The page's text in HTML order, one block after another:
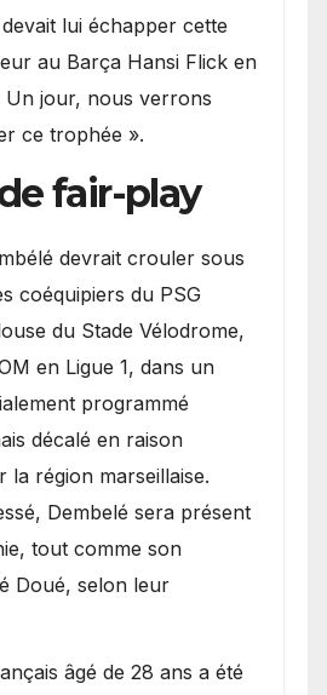
devait lui échapper cette
au Barça Hansi Flick en
Un jour, nous verrons
ce trophée ».
fair-play
devrait crouler sous
coéquipiers du PSG
du Stade Vélodrome,
en Ligue 1, dans un
programmé
décalé en raison
la région marseillaise.
Dembelé sera présent
tout comme son
Doué, selon leur
âgé de 28 ans a été